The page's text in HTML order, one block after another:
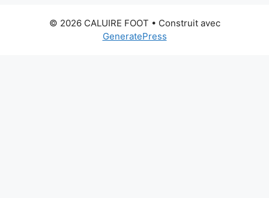
© 2026 CALUIRE FOOT • Construit avec
GeneratePress